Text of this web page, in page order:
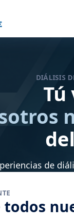
DIÁLISIS
Tú
de
todos